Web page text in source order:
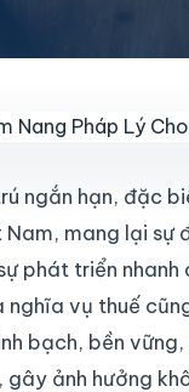
ngắn hạn, đặc
mang lại sự
phát triển
vụ thuế
bạch, bền
, gây ảnh hưởng